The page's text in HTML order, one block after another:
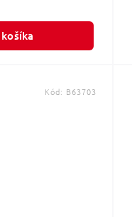
Kód: B63703